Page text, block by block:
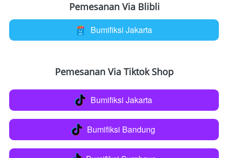
Pemesanan Via Blibli
` Bumifiksi Jakarta
Pemesanan Via Tiktok Shop
` Bumifiksi Jakarta
` Bumifiksi Bandung